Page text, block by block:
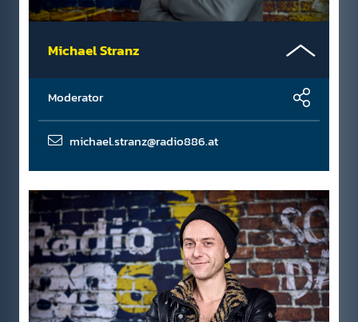
Michael Stranz
Moderator
michael.stranz@radio886.at